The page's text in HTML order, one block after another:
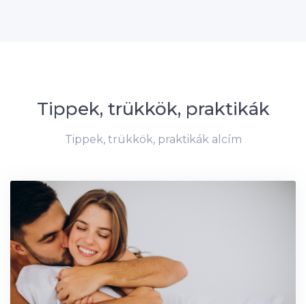
Tippek, trükkök, praktikák
Tippek, trükkök, praktikák alcím